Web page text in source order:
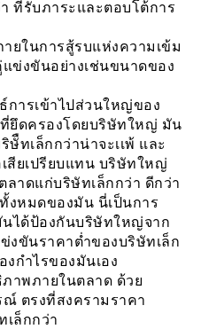
ที่รับภาระและตอบโต้การ
ยในการสู้รบแห่งความเข้ม
ข่งขันอย่างเช่นขนาดของ
การเข้าไปส่วนใหญ่ของ
ยึดครองโดยบริษัทใหญ่ มัน
ทเล็กกว่าน่าจะเเพ้ และ
สียเปรียบแทน บริษัทใหญ่
าดแก่บริษัทเล็กกว่า ดีกว่า
งหมดของมัน นี่เป็นการ
ได้ป้องกันบริษัทใหญ่จาก
งขันราคาต่ำของบริษัทเล็ก
งกำไรของมันเอง
าพภายในตลาด ด้วย
ตรงที่สงครามราคา
ล็กกว่า